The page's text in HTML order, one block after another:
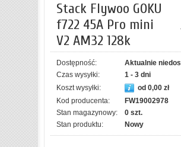
Stack Flywoo GOKU
f722 45A Pro mini
V2 AM32 128k
Dostępność:
Aktualnie
Czas wysyłki:
1 - 3 dni
Koszt wysyłki:
od 0,00 zł
Kod producenta:
FW19002978
Stan magazynowy:
0 szt.
Stan produktu:
Nowy